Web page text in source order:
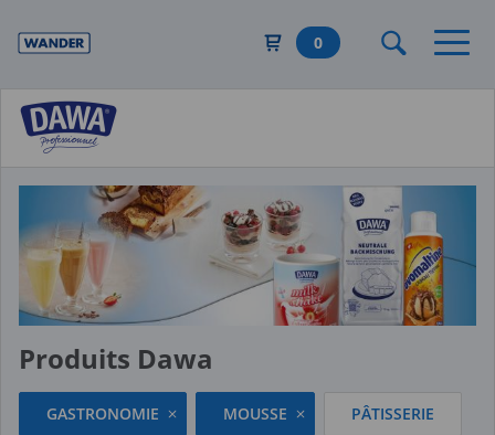
au
0
Produits Dawa
GASTRONOMIE MOUSSE PÂTISSERIE